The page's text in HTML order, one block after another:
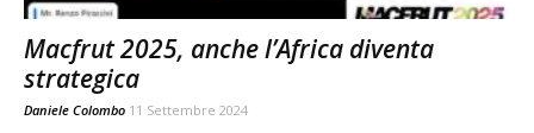
Macfrut 2025, anche l’Africa diventa
strategica
Daniele Colombo 11 Settembre 2024